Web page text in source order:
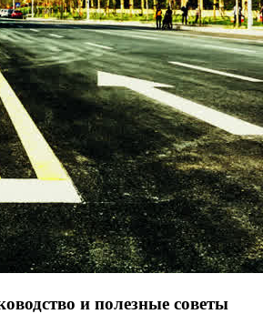
и полезные советы